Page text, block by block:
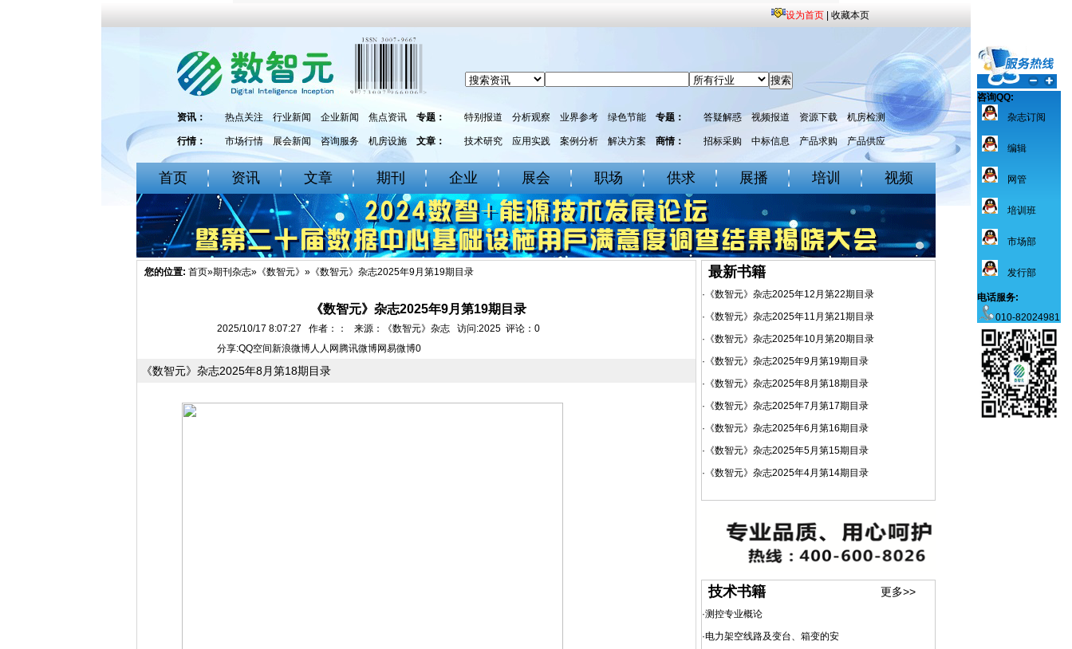
咨询QQ:
杂志订阅
编辑
网管
培训班
市场部
发行部
电话服务:
010-82024981
设为首页 收藏本页
资讯： 热点关注 行业新闻 企业新闻 焦点资讯 专题： 特别报道 分析观察 业界参考 绿色节能 专题： 答疑解惑 视频报道 资源下载 机房检测
行情： 市场行情 展会新闻 咨询服务 机房设施 文章： 技术研究 应用实践 案例分析 解决方案 商情： 招标采购 中标信息 产品求购 产品供应
首页 资讯 文章 期刊 企业 展会 职场 供求 展播 培训 视频
您的位置: 首页»期刊杂志» 《数智元》 »《数智元》杂志2025年9月第19期目录
《数智元》杂志2025年9月第19期目录
2025/10/17 8:07:27 作者：： 来源：《数智元》杂志 访问:2025 评论： 0
分享:QQ空间新浪微博人人网 腾讯微博网易微博0
《数智元》杂志2025年8月第18期目录
最新书籍
· 《数智元》杂志2025年12月第22期目录
· 《数智元》杂志2025年11月第21期目录
· 《数智元》杂志2025年10月第20期目录
· 《数智元》杂志2025年9月第19期目录
· 《数智元》杂志2025年8月第18期目录
· 《数智元》杂志2025年7月第17期目录
· 《数智元》杂志2025年6月第16期目录
· 《数智元》杂志2025年5月第15期目录
· 《数智元》杂志2025年4月第14期目录
技术书籍 更多>>
·测控专业概论
·电力架空线路及变台、箱变的安